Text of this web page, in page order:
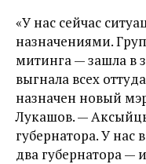
«У нас сейчас
назначениями.
митинга — зашла в
выгнала всех
назначен новый
Лукашов. —
губернатора. У нас
два губернатора —